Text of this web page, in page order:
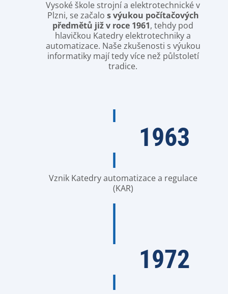
Vysoké škole strojní a elektrotechnické v
Plzni, se začalo s výukou počítačových
předmětů již v roce 1961, tehdy pod
hlavičkou Katedry elektrotechniky a
automatizace. Naše zkušenosti s výukou
informatiky mají tedy více než půlstoletí
tradice.
1963
Vznik Katedry automatizace a regulace
(KAR)
1972